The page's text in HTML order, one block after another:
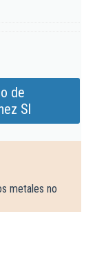
de
Sl
metales no